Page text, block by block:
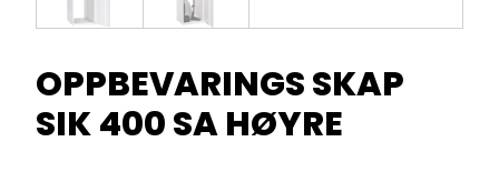
OPPBEVARINGS SKAP
SIK 400 SA HØYRE